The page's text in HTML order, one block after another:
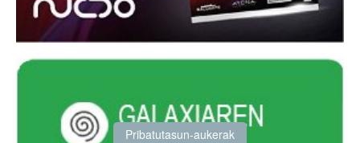
Pribatutasun-aukerak